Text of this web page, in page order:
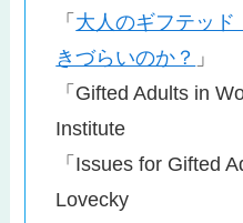
「 大人のギフテッ
きづらいのか？ 」
「Gifted Adults in
Institute
「Issues for Gifted
Lovecky